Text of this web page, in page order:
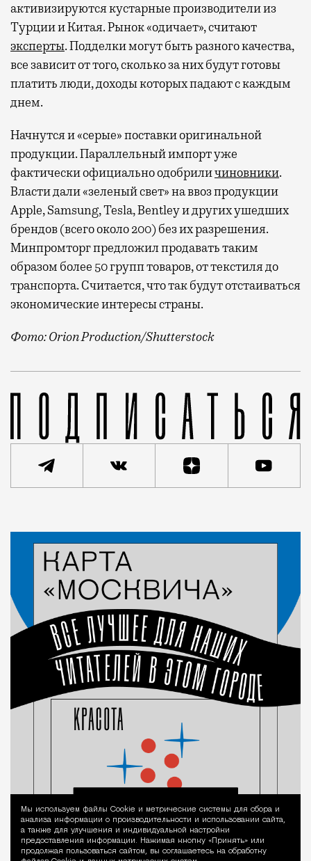
активизируются кустарные производители из
Турции и Китая. Рынок «одичает», считают
эксперты. Подделки могут быть разного качества,
все зависит от того, сколько за них будут готовы
платить люди, доходы которых падают с каждым
днем.
Начнутся и «серые» поставки оригинальной
продукции. Параллельный импорт уже
фактически официально одобриличиновники.
Власти дали «зеленый свет» на ввоз продукции
Apple, Samsung, Tesla, Bentley и других ушедших
брендов (всего около 200) без их разрешения.
Минпромторг предложил продавать таким
образом более 50 групп товаров, от текстиля до
транспорта. Считается, что так будут отстаиваться
экономические интересы страны.
Фото: Orion Production/Shutterstock
Из-за санкций страну может наводнить дешевый и
Статья
Город
Редакция Москвич Mag
Уведомление
Мы используем файлы Сookie и метрические системы для сбора и
анализа информации о производительности и использовании сайта,
а также для улучшения и индивидуальной настройки
предоставления информации. Нажимая кнопку «Принять» или
продолжая пользоваться сайтом, вы соглашаетесь на обработку